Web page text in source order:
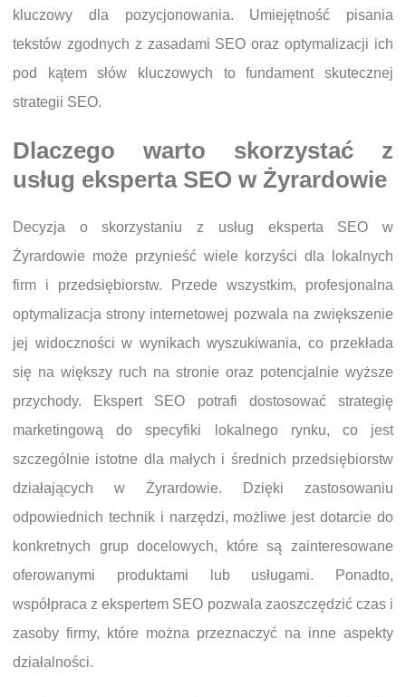
kluczowy dla pozycjonowania. Umiejętność pisania
tekstów zgodnych z zasadami SEO oraz optymalizacji ich
pod kątem słów kluczowych to fundament skutecznej
strategii SEO.
Dlaczego warto skorzystać z
usług eksperta SEO w Żyrardowie
Decyzja o skorzystaniu z usług eksperta SEO w
Żyrardowie może przynieść wiele korzyści dla lokalnych
firm i przedsiębiorstw. Przede wszystkim, profesjonalna
optymalizacja strony internetowej pozwala na zwiększenie
jej widoczności w wynikach wyszukiwania, co przekłada
się na większy ruch na stronie oraz potencjalnie wyższe
przychody. Ekspert SEO potrafi dostosować strategię
marketingową do specyfiki lokalnego rynku, co jest
szczególnie istotne dla małych i średnich przedsiębiorstw
działających w Żyrardowie. Dzięki zastosowaniu
odpowiednich technik i narzędzi, możliwe jest dotarcie do
konkretnych grup docelowych, które są zainteresowane
oferowanymi produktami lub usługami. Ponadto,
współpraca z ekspertem SEO pozwala zaoszczędzić czas i
zasoby firmy, które można przeznaczyć na inne aspekty
działalności.